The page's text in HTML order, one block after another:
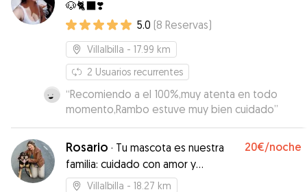
🐶🐈‍⬛❣️
5.0 (8 Reservas)
Villalbilla - 17.99 km
2 Usuarios recurrentes
“Recomiendo a el 100%,muy atenta en todo
momento,Rambo estuve muy bien cuidado”
Rosario · Tu mascota es nuestra
familia: cuidado con amor y
dedicación en cada paso
20€/noche
Villalbilla - 18.27 km